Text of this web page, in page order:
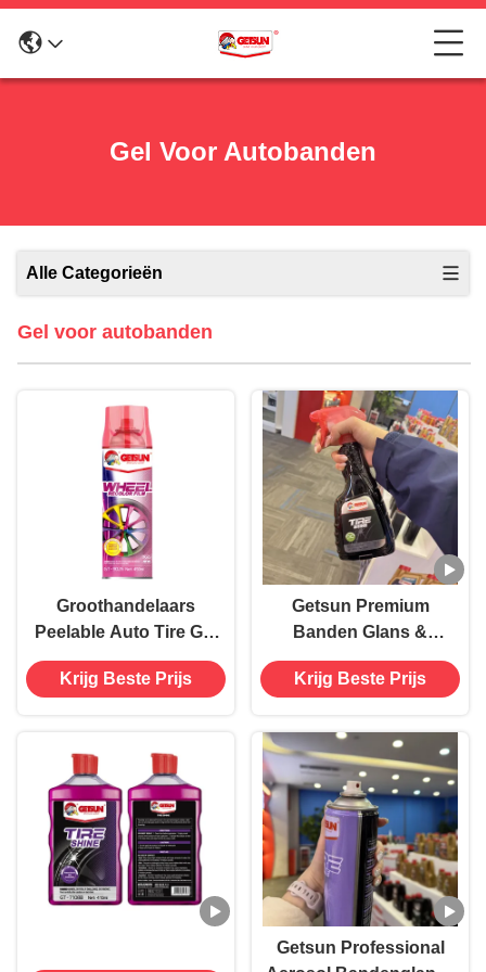
Gel Voor Autobanden
Alle Categorieën
Gel voor autobanden
Groothandelaars
Peelable Auto Tire Gel
Rim Wheel Color Spray
Paint Met
Krijg Beste Prijs
Getsun Premium
Banden Glans &
Dressing Langdurige
Banden Conditioner
Krijg Beste Prijs
Getsun Professional